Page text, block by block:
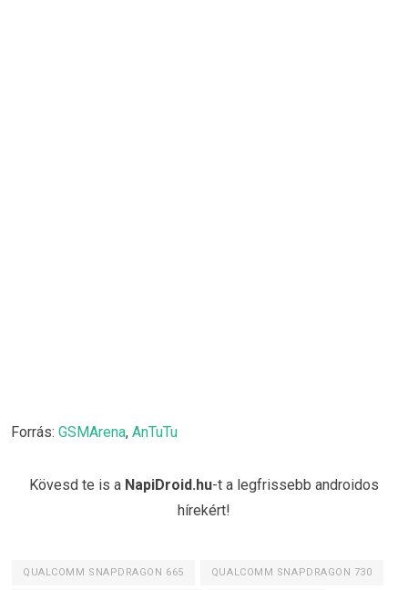
Forrás: GSMArena, AnTuTu
Kövesd te is a NapiDroid.hu-t a legfrissebb androidos
hírekért!
QUALCOMM SNAPDRAGON 665 QUALCOMM SNAPDRAGON 730